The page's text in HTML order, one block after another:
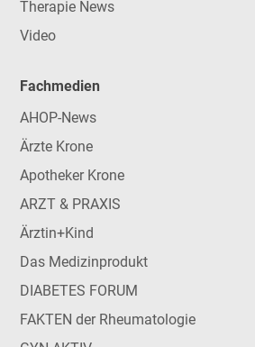
Therapie News
Video
Fachmedien
AHOP-News
Ärzte Krone
Apotheker Krone
ARZT & PRAXIS
Ärztin+Kind
Das Medizinprodukt
DIABETES FORUM
FAKTEN der Rheumatologie